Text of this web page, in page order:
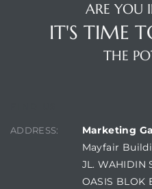
ARE YOU
IT'S TIME
THE
ADDRESS:
Marketing
Mayfair
JL. WAHIDIN
OASIS BLOK